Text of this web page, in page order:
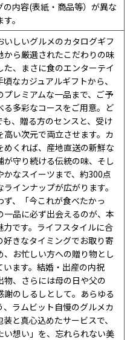
の内容(表紙・商品等）が異な
。
いしいグルメのカタログギフ
から厳選されたこだわりの味
た、まさに食のエンターテイ
なカジュアルギフトから、
プレミアムな一品まで、ご予
る多彩なコースをご用意。ど
も、贈る方のセンスと、受け
高い次元で両立させます。カ
めくれば、産地直送の新鮮な
が守り続ける伝統の味、そし
かなスイーツまで、約300点
インナップが広がります。
ず、「今これが食べたかっ
一品に必ず出会えるのが、本
力です。ライフスタイルに合
好きなタイミングでお取り寄
、お忙しい方への贈り物とし
います。結婚・出産の内祝
物、さらには母の日や父の
謝のしるしとして。あらゆる
、ラムビット自慢のグルメカ
と真心込めたサービスで、
い想い」を、忘れられない美